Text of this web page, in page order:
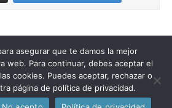
Foixblog
. All Rights Reserved.
asegurar que te damos la mejor
web. Para continuar, debes aceptar el
cookies. Puedes aceptar, rechazar o
página de política de privacidad.